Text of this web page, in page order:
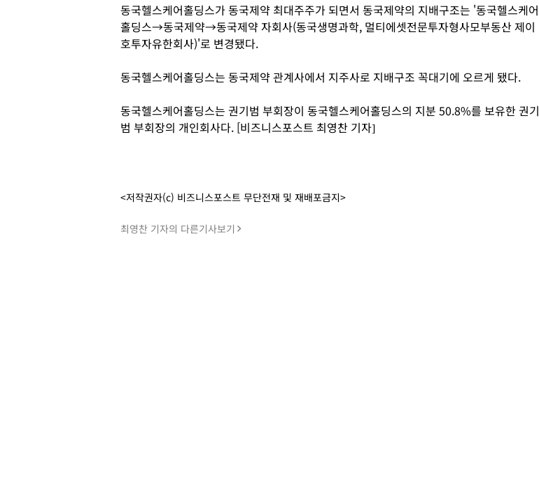
동국헬스케어홀딩스가 동국제약 최대주주가 되면서 동국제약의 지배구조는 '동국헬스케어
홀딩스→동국제약→동국제약 자회사(동국생명과학, 멀티에셋전문투자형사모부동산 제이
호투자유한회사)'로 변경됐다.
동국헬스케어홀딩스는 동국제약 관계사에서 지주사로 지배구조 꼭대기에 오르게 됐다.
동국헬스케어홀딩스는 권기범 부회장이 동국헬스케어홀딩스의 지분 50.8%를 보유한 권기
범 부회장의 개인회사다. [비즈니스포스트 최영찬 기자]
<저작권자(c) 비즈니스포스트 무단전재 및 재배포금지>
최영찬 기자의 다른기사보기